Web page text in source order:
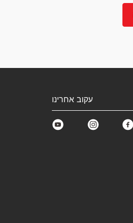
עקוב אחרינו
facebook
instagram
youtube